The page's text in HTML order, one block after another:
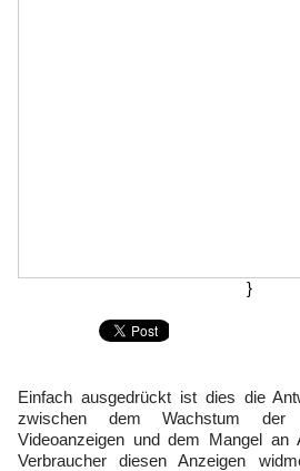
}
Einfach ausgedrückt ist dies die Antwort auf "eine Trennung
zwischen dem Wachstum
Videoanzeigen und dem Mangel an
Verbraucher diesen Anzeigen